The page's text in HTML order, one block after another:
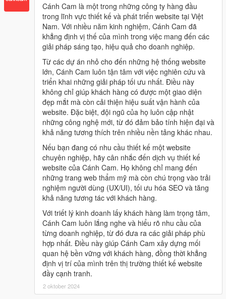
Cánh Cam là một trong những công ty hàng đầu
trong lĩnh vực thiết kế và phát triển website tại Việt
Nam. Với nhiều năm kinh nghiệm, Cánh Cam đã
khẳng định vị thế của mình trong việc mang đến các
giải pháp sáng tạo, hiệu quả cho doanh nghiệp.
Từ các dự án nhỏ cho đến những hệ thống website
lớn, Cánh Cam luôn tận tâm với việc nghiên cứu và
triển khai những giải pháp tối ưu nhất. Điều này
không chỉ giúp khách hàng có được một giao diện
đẹp mắt mà còn cải thiện hiệu suất vận hành của
website. Đặc biệt, đội ngũ của họ luôn cập nhật
những công nghệ mới, từ đó đảm bảo tính hiện đại và
khả năng tương thích trên nhiều nền tảng khác nhau.
Nếu bạn đang có nhu cầu thiết kế một website
chuyên nghiệp, hãy cân nhắc đến dịch vụ thiết kế
website của Cánh Cam. Họ không chỉ mang đến
những trang web thẩm mỹ mà còn chú trọng vào trải
nghiệm người dùng (UX/UI), tối ưu hóa SEO và tăng
khả năng tương tác với khách hàng.
Với triết lý kinh doanh lấy khách hàng làm trọng tâm,
Cánh Cam luôn lắng nghe và hiểu rõ nhu cầu của
từng doanh nghiệp, từ đó đưa ra các giải pháp phù
hợp nhất. Điều này giúp Cánh Cam xây dựng mối
quan hệ bền vững với khách hàng, đồng thời khẳng
định vị trí của mình trên thị trường thiết kế website
đầy cạnh tranh.
2 oktober 2024